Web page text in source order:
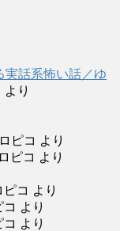
実話系怖い話／ゆ
より
ピコ より
ピコ より
ピコ より
コ より
コ より